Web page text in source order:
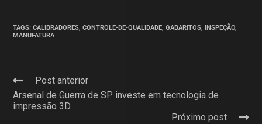
TAGS:CALIBRADORES, CONTROLE-DE-QUALIDADE, GABARITOS, INSPEÇÃO,
MANUFATURA
Post anterior
Arsenal de Guerra de SP investe em tecnologia de
impressão 3D
Próximo post